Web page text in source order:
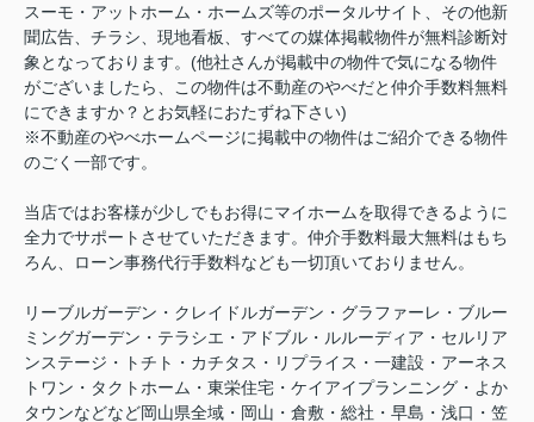
スーモ・アットホーム・ホームズ等のポータルサイト、その他新
聞広告、チラシ、現地看板、すべての媒体掲載物件が無料診断対
象となっております。(他社さんが掲載中の物件で気になる物件
がございましたら、この物件は不動産のやべだと仲介手数料無料
にできますか？とお気軽におたずね下さい)
※不動産のやべホームページに掲載中の物件はご紹介できる物件
のごく一部です。
当店ではお客様が少しでもお得にマイホームを取得できるように
全力でサポートさせていただきます。仲介手数料最大無料はもち
ろん、ローン事務代行手数料なども一切頂いておりません。
リーブルガーデン・クレイドルガーデン・グラファーレ・ブルー
ミングガーデン・テラシエ・アドブル・ルルーディア・セルリア
ンステージ・トチト・カチタス・リプライス・一建設・アーネス
トワン・タクトホーム・東栄住宅・ケイアイプランニング・よか
タウンなどなど岡山県全域・岡山・倉敷・総社・早島・浅口・笠